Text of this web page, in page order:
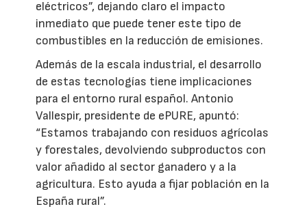
eléctricos”, dejando claro el impacto
inmediato que puede tener este tipo de
combustibles en la reducción de emisiones.
Además de la escala industrial, el desarrollo
de estas tecnologías tiene implicaciones
para el entorno rural español. Antonio
Vallespir, presidente de ePURE, apuntó:
“Estamos trabajando con residuos agrícolas
y forestales, devolviendo subproductos con
valor añadido al sector ganadero y a la
agricultura. Esto ayuda a fijar población en la
España rural”.